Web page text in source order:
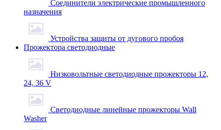
Соединители электрические промышленного
назначения
Устройства защиты от дугового пробоя
Прожектора светодиодные
Низковольтные светодиодные прожекторы 12,
24, 36 V
Светодиодные линейные прожекторы Wall
Washer